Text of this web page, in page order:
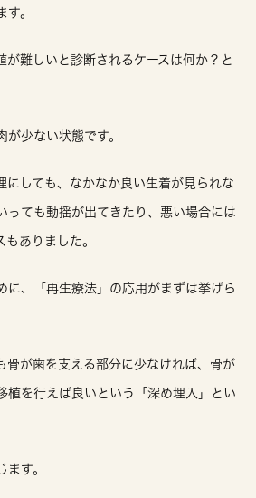
。
が難しいと診断されるケースは何か？と
少ない状態です。
にしても、なかなか良い生着が見られな
っても動揺が出てきたり、悪い場合には
ありました。
に、「再生療法」の応用がまずは挙げら
骨が歯を支える部分に少なければ、骨が
植を行えば良いという「深め埋入」とい
ます。